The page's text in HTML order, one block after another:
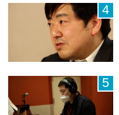
4
5